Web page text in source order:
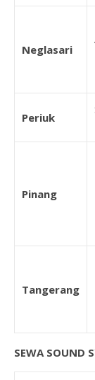
Neglasari
Periuk
Pinang
Tangerang
SEWA SOUND